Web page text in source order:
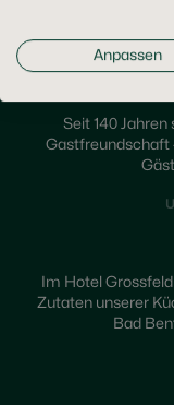
Seit 140
Gastfreundschaft
Im Hotel
Zutaten unserer
Bad
Anpassen